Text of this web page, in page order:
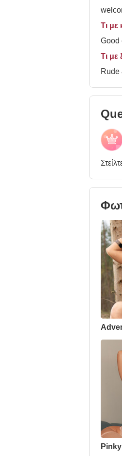
Τι με
Good
Τι με
Rude